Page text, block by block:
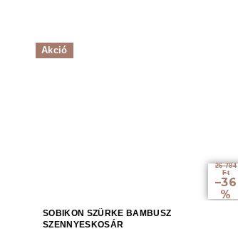
Akció
26 784
Ft
–36
%
SOBIKON SZÜRKE BAMBUSZ
SZENNYESKOSÁR